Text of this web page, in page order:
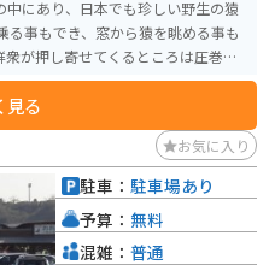
にあり、日本でも珍しい野生の猿
る事もでき、窓から猿を眺める事も
が押し寄せてくるところは圧巻で
見る
お気に入り
駐車： 駐車場あり
予算： 無料
混雑： 普通